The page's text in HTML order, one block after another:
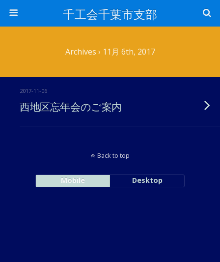
千工会千葉市支部
Archives › 11月 6th, 2017
2017-11-06
西地区忘年会のご案内
Back to top
Mobile Desktop